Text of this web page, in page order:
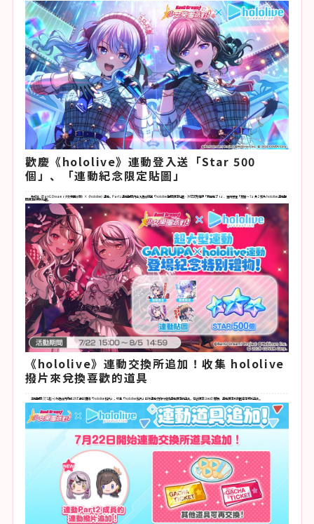
歡慶《hololive》連動登入送「Star 500
個」、「連動紀念限定貼圖」
為紀念《BanG Dream！少女樂團派對》×《hololive》連動，Part 2 連動期間內登入遊戲就送「hololive 期間限定貼圖 - 沙花叉克蘿伊「我開動了！」、星街彗星「慧醬～？」共 2 張為 hololive 連動期
間限定的特別貼圖。
《hololive》連動交換所追加！收集 hololive
撥片來兌換喜歡的道具
活動期間 (7/1 起～) 在遊戲內完成 LIVE 都可獲得「hololive 撥片」，收集「hololive 撥片」可在連動交換所兌換連動限定的道具，包含限定 Live2D 服裝、連動限定別針圖章等特別道具 。